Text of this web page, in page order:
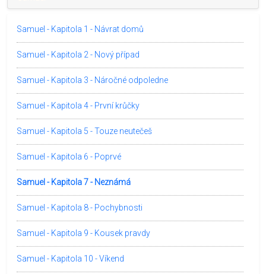
Samuel - Kapitola 1 - Návrat domů
Samuel - Kapitola 2 - Nový případ
Samuel - Kapitola 3 - Náročné odpoledne
Samuel - Kapitola 4 - První krůčky
Samuel - Kapitola 5 - Touze neutečeš
Samuel - Kapitola 6 - Poprvé
Samuel - Kapitola 7 - Neznámá
Samuel - Kapitola 8 - Pochybnosti
Samuel - Kapitola 9 - Kousek pravdy
Samuel - Kapitola 10 - Víkend